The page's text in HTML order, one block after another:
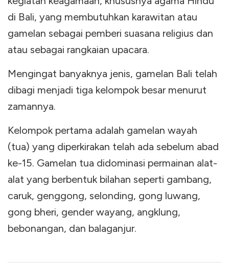
di Bali, yang membutuhkan karawitan atau
gamelan sebagai pemberi suasana religius dan
atau sebagai rangkaian upacara.
Mengingat banyaknya jenis, gamelan Bali telah
dibagi menjadi tiga kelompok besar menurut
zamannya.
Kelompok pertama adalah gamelan wayah
(tua) yang diperkirakan telah ada sebelum abad
ke-15. Gamelan tua didominasi permainan alat-
alat yang berbentuk bilahan seperti gambang,
caruk, genggong, selonding, gong luwang,
gong bheri, gender wayang, angklung,
bebonangan, dan balaganjur.